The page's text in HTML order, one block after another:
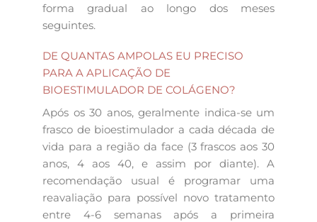
forma gradual ao longo dos meses
seguintes.
DE QUANTAS AMPOLAS EU PRECISO
PARA A APLICAÇÃO DE
BIOESTIMULADOR DE COLÁGENO?
Após os 30 anos, geralmente indica-se um
frasco de bioestimulador a cada década de
vida para a região da face (3 frascos aos 30
anos, 4 aos 40, e assim por diante). A
recomendação usual é programar uma
reavaliação para possível novo tratamento
entre 4-6 semanas após a primeira